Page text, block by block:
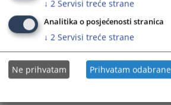
↓ 2 Servisi treće strane
Analitika o posjećenosti stranica
↓ 2 Servisi treće strane
Ne prihvatam Prihvatam odabrane